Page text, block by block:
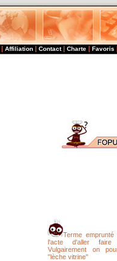
| Affiliation | Contact | Charte | Favoris
Terme
l'acte d'aller faire
Vulgairement on
"lèche vitrine"